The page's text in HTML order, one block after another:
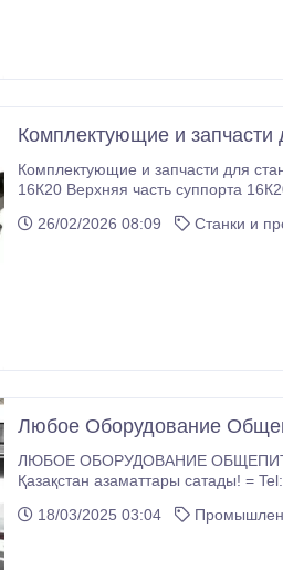
Комплектующие и запчасти
Комплектующие и запчасти для
16К20 Верхняя часть суппорта 16К20.041.011
26/02/2026 08:09
Станки и
Любое Оборудование
ЛЮБОЕ ОБОРУДОВАНИЕ
Қазақстан азаматтары сатады! =
18/03/2025 03:04